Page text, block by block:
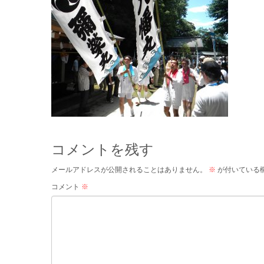
コメントを残す
メールアドレスが公開されることはありません。 ※ が付いている
コメント ※